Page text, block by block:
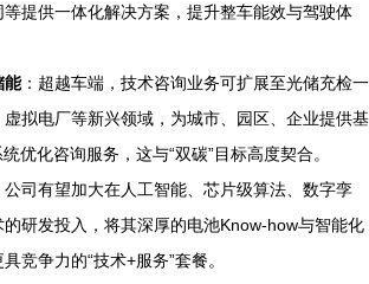
提供一体化解决方案，提升整车能效与驾驶体
能：超越车端，技术咨询业务可扩展至光储充检一
拟电厂等新兴领域，为城市、园区、企业提供基
优化咨询服务，这与“双碳”目标高度契合。
司有望加大在人工智能、芯片级算法、数字孪
研发投入，将其深厚的电池Know-how与智能化
竞争力的“技术+服务”套餐。